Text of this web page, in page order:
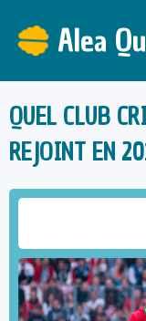
Alea
QUEL CLUB
REJOINT EN